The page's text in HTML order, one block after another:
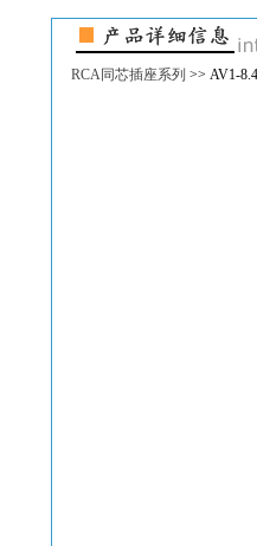
RCA同芯插座系列 >> AV1-